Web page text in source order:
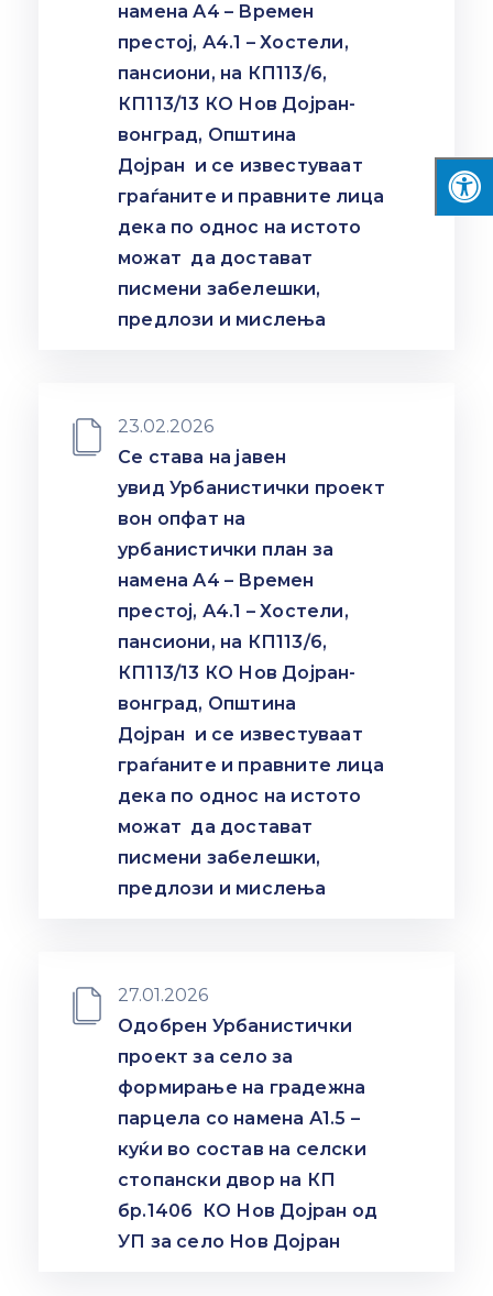
намена А4 – Времен
престој, А4.1 – Хостели,
пансиони, на КП113/6,
КП113/13 КО Нов Дојран-
вонград, Општина
Дојран и се известуваат
граѓаните и правните лица
дека по однос на истото
можат да достават
писмени забелешки,
предлози и мислења
23.02.2026
Се става на јавен
увид Урбанистички проект
вон опфат на
урбанистички план за
намена А4 – Времен
престој, А4.1 – Хостели,
пансиони, на КП113/6,
КП113/13 КО Нов Дојран-
вонград, Општина
Дојран и се известуваат
граѓаните и правните лица
дека по однос на истото
можат да достават
писмени забелешки,
предлози и мислења
27.01.2026
Одобрен Урбанистички
проект за село за
формирање на градежна
парцела со намена А1.5 –
куќи во состав на селски
стопански двор на КП
бр.1406 КО Нов Дојран од
УП за село Нов Дојран